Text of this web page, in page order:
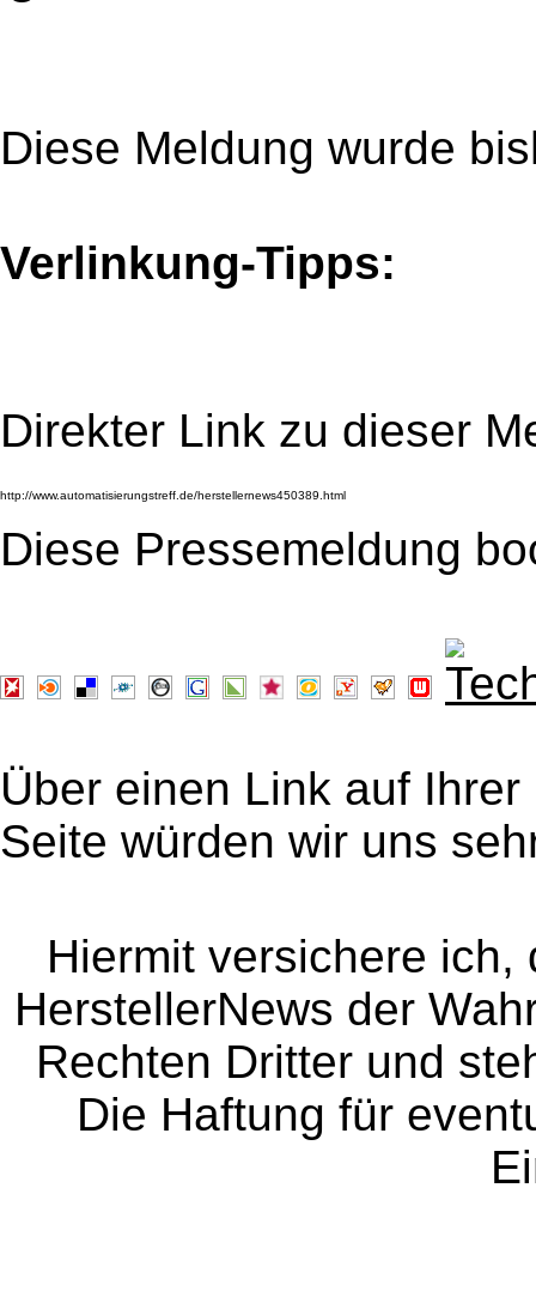
Diese Meldung wurde
Verlinkung-Tipps:
Direkter Link zu dieser
Diese Pressemeldung
Über einen Link auf
Seite würden wir uns
Hiermit versichere
HerstellerNews der
Rechten Dritter und
Die Haftung für